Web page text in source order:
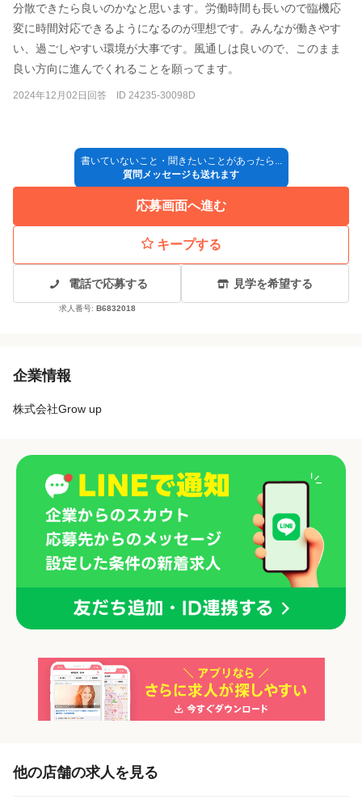
分散できたら良いのかなと思います。労働時間も長いので臨機応
変に時間対応できるようになるのが理想です。みんなが働きやす
い、過ごしやすい環境が大事です。風通しは良いので、このまま
良い方向に進んでくれることを願ってます。
2024年12月02日回答 ID 24235-30098D
書いていないこと・聞きたいことがあったら...
質問メッセージも送れます
応募画面へ進む
キープする
電話で応募する
求人番号: B6832018
見学を希望する
企業情報
株式会社Grow up
「正社員」を募集している店舗
他の店舗の求人を見る